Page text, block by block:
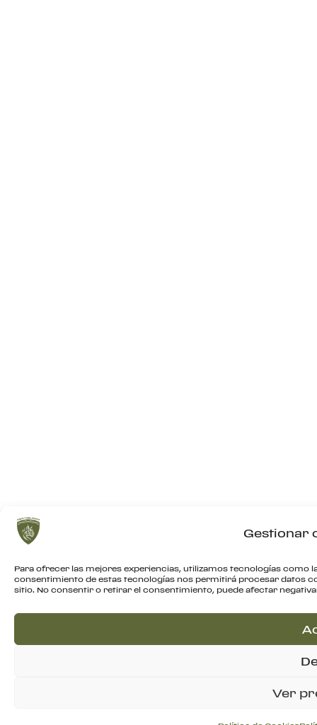
Gestionar
Para ofrecer las mejores experiencias, utilizamos tecnologías como
consentimiento de estas tecnologías nos permitirá procesar datos
sitio. No consentir o retirar el consentimiento, puede afectar
Ver